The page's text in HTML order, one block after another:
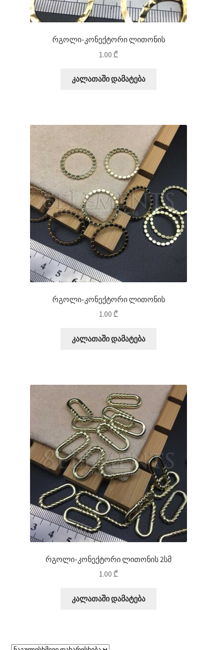
რგოლი-კონექტორი ლითონის
1.00 ₾
კალათაში დამატება
რგოლი-კონექტორი ლითონის
1.00 ₾
კალათაში დამატება
რგოლი-კონექტორი ლითონის 2სმ
1.00 ₾
კალათაში დამატება